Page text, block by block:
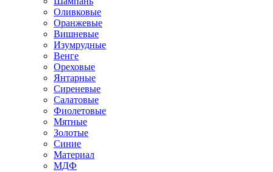
Оливковые
Оранжевые
Вишневые
Изумрудные
Венге
Ореховые
Янтарные
Сиреневые
Салатовые
Фиолетовые
Мятные
Золотые
Синие
Материал
МДФ